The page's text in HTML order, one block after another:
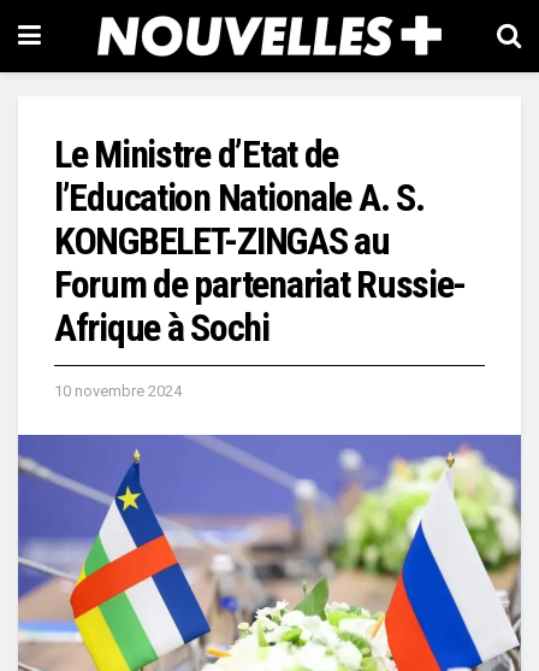
Le Ministre d’Etat de
l’Education Nationale A. S.
KONGBELET-ZINGAS au
Forum de partenariat Russie-
Afrique à Sochi
10 novembre 2024